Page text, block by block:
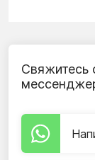
Свяжитесь